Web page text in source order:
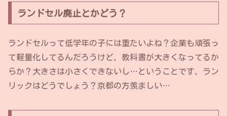
ランドセル廃止とかどう？
ランドセルって低学年の子には重たいよね？企業も頑張っ
て軽量化してるんだろうけど、教科書が大きくなってるか
らか？大きさは小さくできないし…ということです、ラン
リックはどうでしょう？京都の方羨ましい…